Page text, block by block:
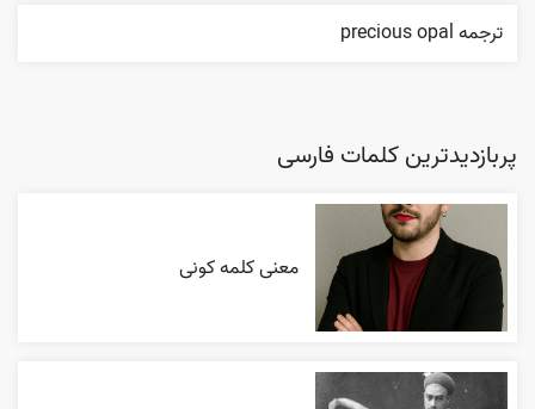
ترجمه precious opal
پربازدیدترین کلمات فارسی
معنی کلمه کونی